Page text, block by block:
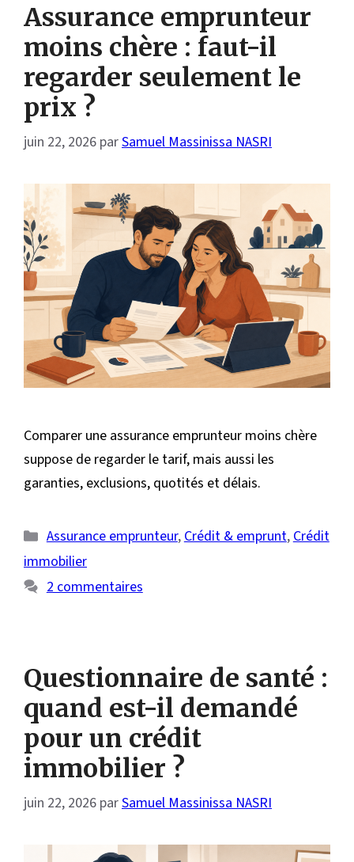
Assurance emprunteur
moins chère : faut-il
regarder seulement le
prix ?
juin 22, 2026 parSamuel Massinissa NASRI
Comparer une assurance emprunteur moins chère
suppose de regarder le tarif, mais aussi les
garanties, exclusions, quotités et délais.
Catégories
Assurance emprunteur,Crédit & emprunt,Crédit
immobilier
2 commentaires
Questionnaire de santé :
quand est-il demandé
pour un crédit
immobilier ?
juin 22, 2026 parSamuel Massinissa NASRI